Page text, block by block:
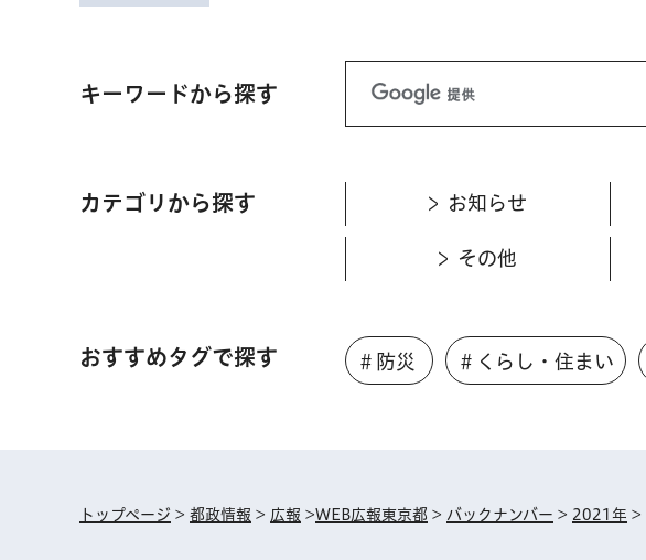
キーワードから探す
カテゴリから探す お知らせ
その他
おすすめタグで探す ＃防災 ＃くらし・住まい
トップページ > 都政情報 > 広報 >WEB広報東京都 > バックナンバー > 2021年 >